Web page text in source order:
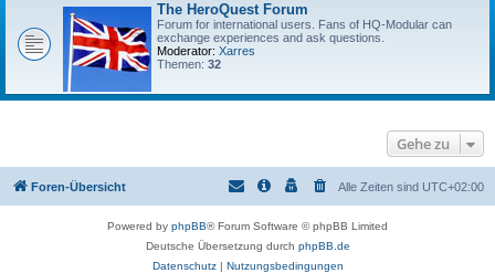
The HeroQuest Forum
Forum for international users. Fans of HQ-Modular can
exchange experiences and ask questions.
Moderator: Xarres
Themen: 32
Gehe zu
Foren-Übersicht Alle Zeiten sind UTC+02:00
Powered by phpBB® Forum Software © phpBB Limited
Deutsche Übersetzung durch phpBB.de
Datenschutz| Nutzungsbedingungen